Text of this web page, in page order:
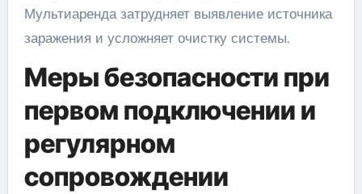
Мультиаренда затрудняет выявление источника
заражения и усложняет очистку системы.
Меры безопасности при
первом подключении и
регулярном
сопровождении